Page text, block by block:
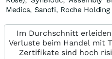
Medics, Sanofi, Roche Holding
Im Durchschnitt
Verluste beim Handel mit
Zertifikate sind hoch